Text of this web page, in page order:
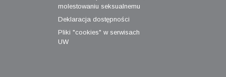
molestowaniu seksualnemu
Deklaracja dostępności
Pliki "cookies" w serwisach
UW